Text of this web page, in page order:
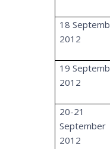
18
2012
19
2012
20-21
September
2012